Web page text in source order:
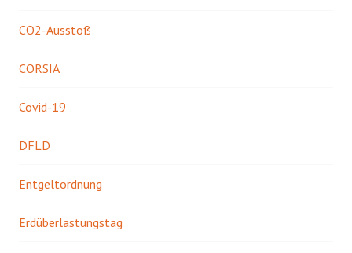
CO2-Ausstoß
CORSIA
Covid-19
DFLD
Entgeltordnung
Erdüberlastungstag